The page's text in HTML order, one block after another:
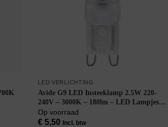
LED VERLICHTING
Avide G9 LED Insteeklamp 2.5W 220-
240V – 3000K – 180lm – LED Lampjes
Insteek – Warm wit licht – Vervangt
25W lamp
Op voorraad
€ 5,50 Incl. btw